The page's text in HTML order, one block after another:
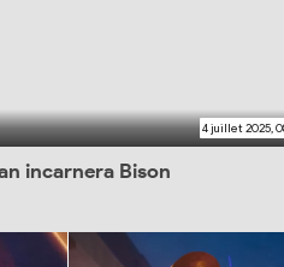
4 juillet 2025,
incarnera Bison